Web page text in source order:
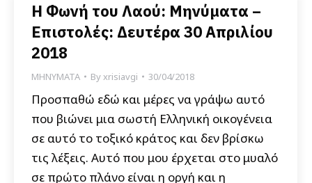
Η Φωνή του Λαού: Μηνύματα –
Επιστολές: Δευτέρα 30 Απριλίου
2018
ΜΗΝΥΜΑΤΑ Byxrisiavgi 30/04/2018
Προσπαθώ εδώ και μέρες να γράψω αυτό
που βιώνει μια σωστή Ελληνική οικογένεια
σε αυτό το τοξικό κράτος και δεν βρίσκω
τις λέξεις. Αυτό που μου έρχεται στο μυαλό
σε πρώτο πλάνο είναι η οργή και η